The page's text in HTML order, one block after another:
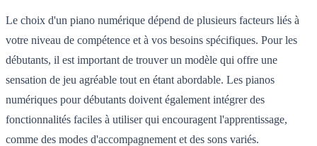
Le choix d'un piano numérique dépend de plusieurs facteurs liés à
votre niveau de compétence et à vos besoins spécifiques. Pour les
débutants, il est important de trouver un modèle qui offre une
sensation de jeu agréable tout en étant abordable. Les pianos
numériques pour débutants doivent également intégrer des
fonctionnalités faciles à utiliser qui encouragent l'apprentissage,
comme des modes d'accompagnement et des sons variés.